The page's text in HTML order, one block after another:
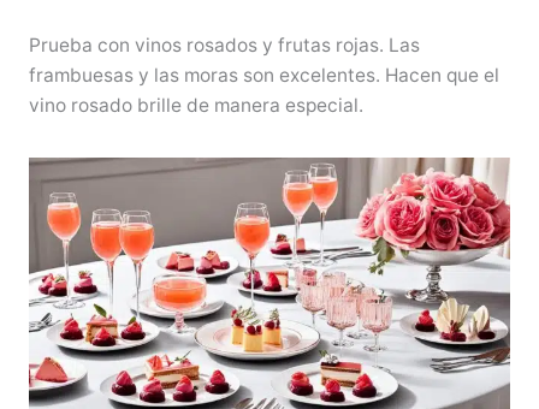
Prueba con vinos rosados y frutas rojas. Las
frambuesas y las moras son excelentes. Hacen que el
vino rosado brille de manera especial.